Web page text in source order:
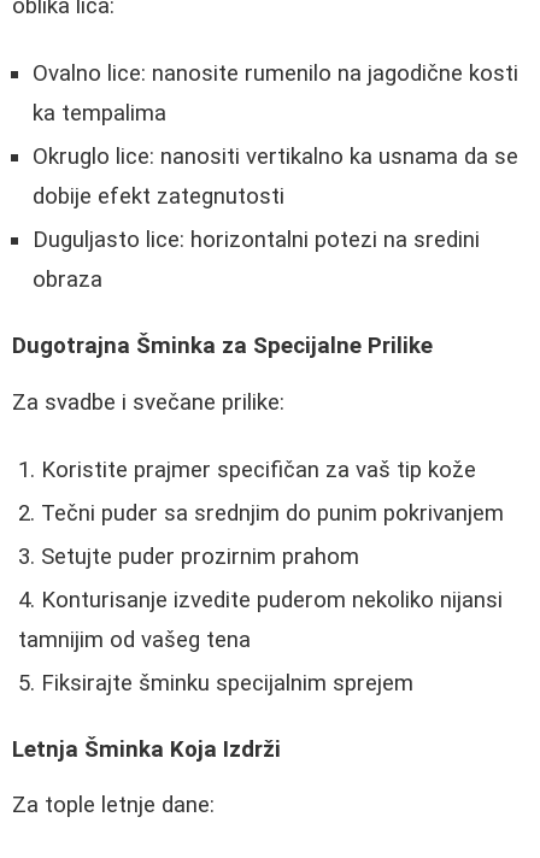
oblika lica:
Ovalno lice: nanosite rumenilo na jagodične kosti
ka tempalima
Okruglo lice: nanositi vertikalno ka usnama da se
dobije efekt zategnutosti
Duguljasto lice: horizontalni potezi na sredini
obraza
Dugotrajna Šminka za Specijalne Prilike
Za svadbe i svečane prilike:
Koristite prajmer specifičan za vaš tip kože
Tečni puder sa srednjim do punim pokrivanjem
Setujte puder prozirnim prahom
Konturisanje izvedite puderom nekoliko nijansi
tamnijim od vašeg tena
Fiksirajte šminku specijalnim sprejem
Letnja Šminka Koja Izdrži
Za tople letnje dane: